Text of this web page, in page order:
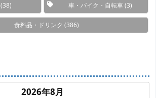
(38) 車・バイク・自転車(3)
食料品・ドリンク (386)
2026年8月